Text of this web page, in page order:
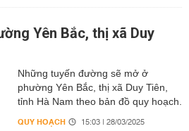
Yên Bắc, thị xã Duy
Những tuyến đường sẽ mở ở
phường Yên Bắc, thị xã Duy Tiên,
tỉnh Hà Nam theo bản đồ quy hoạch.
QUY HOẠCH 15:03 | 28/03/2025